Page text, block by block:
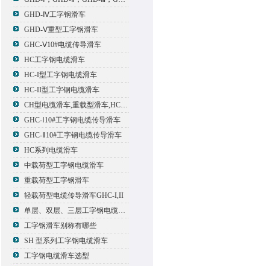
GHD-Ⅳ工字钢滑车
GHD-Ⅴ重型工字钢滑车
GHC-Ⅴ10#电缆传导滑车
HC工字钢电缆滑车
HC-I型工字钢电缆滑车
HC-II型工字钢电缆滑车
CH型电缆滑车,重载型滑车,HC型滑车
GHC-Ⅰ10#工字钢电缆传导滑车
GHC-Ⅱ10#工字钢电缆传导滑车
HC系列电缆滑车
中载荷型工字钢电缆滑车
重载荷型工字钢滑车
轻载荷型电缆传导滑车GHC-I,II
单层、双层、三层工字钢电缆传导滑车
工字钢滑车别称有哪些
SH 型系列工字钢电缆滑车
工字钢电缆滑车选型